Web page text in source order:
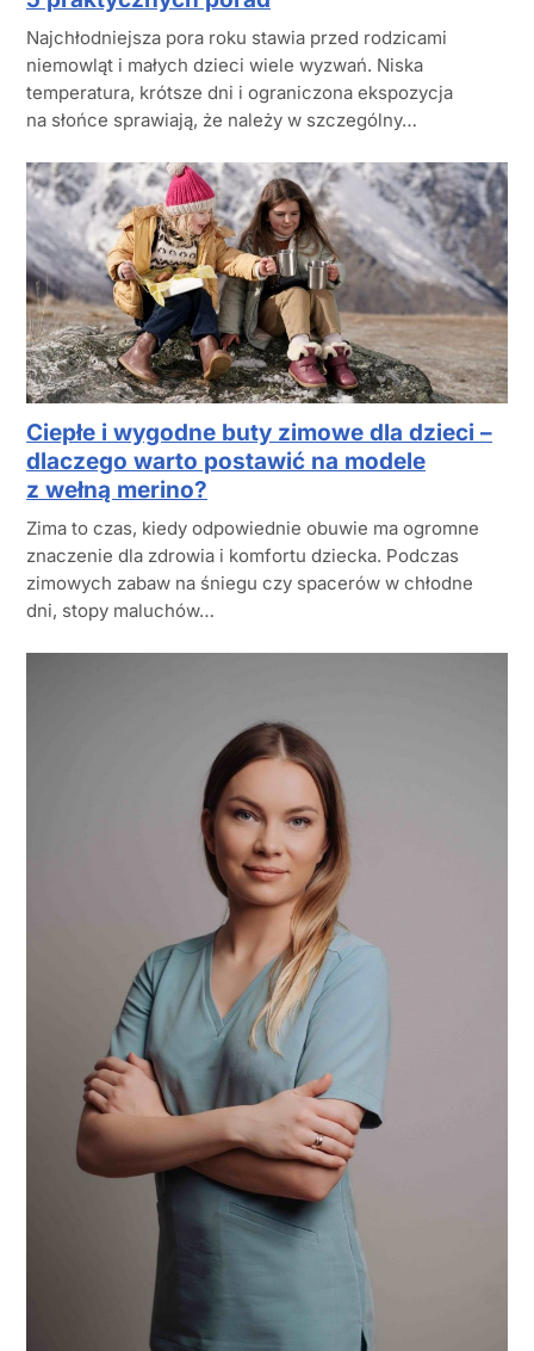
Najchłodniejsza pora roku stawia przed rodzicami
niemowląt i małych dzieci wiele wyzwań. Niska
temperatura, krótsze dni i ograniczona ekspozycja
na słońce sprawiają, że należy w szczególny…
Ciepłe i wygodne buty zimowe dla dzieci –
dlaczego warto postawić na modele
z wełną merino?
Zima to czas, kiedy odpowiednie obuwie ma ogromne
znaczenie dla zdrowia i komfortu dziecka. Podczas
zimowych zabaw na śniegu czy spacerów w chłodne
dni, stopy maluchów…